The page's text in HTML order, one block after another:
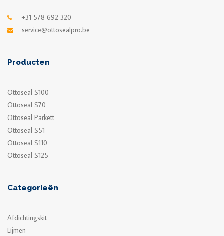
+31 578 692 320
service@ottosealpro.be
Producten
Ottoseal S100
Ottoseal S70
Ottoseal Parkett
Ottoseal S51
Ottoseal S110
Ottoseal S125
Categorieën
Afdichtingskit
Lijmen